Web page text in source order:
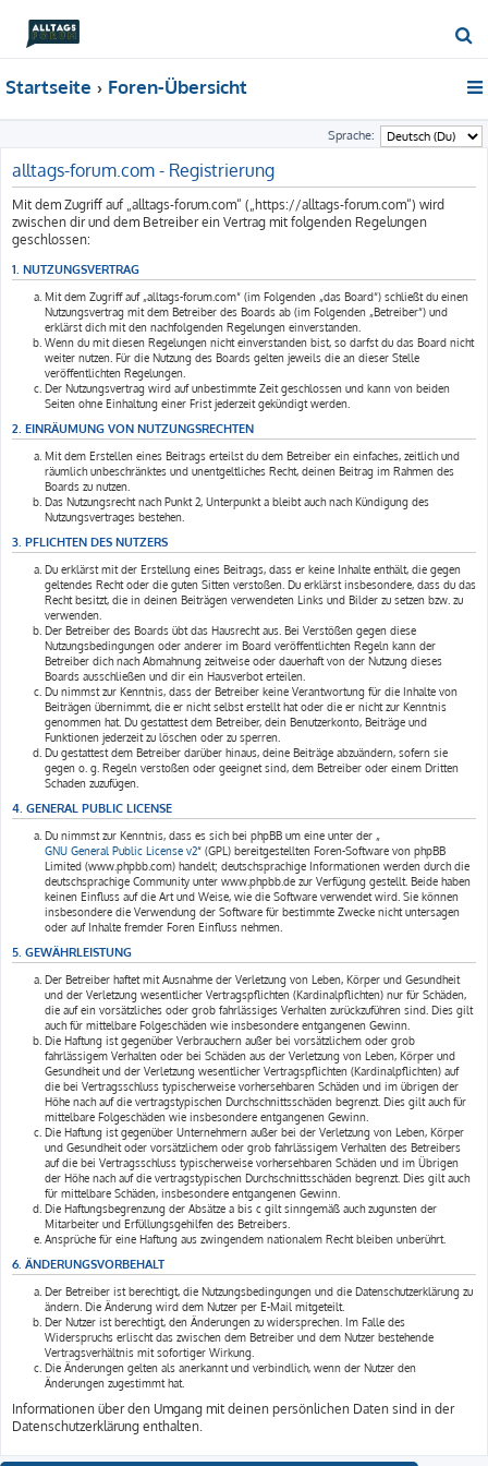
u
c
e
Startseite Foren-Übersicht
Sprache:
alltags-forum.com - Registrierung
Mit dem Zugriff auf „alltags-forum.com“ („https://alltags-forum.com“) wird
zwischen dir und dem Betreiber ein Vertrag mit folgenden Regelungen
geschlossen:
1. NUTZUNGSVERTRAG
Mit dem Zugriff auf „alltags-forum.com“ (im Folgenden „das Board“) schließt du einen
Nutzungsvertrag mit dem Betreiber des Boards ab (im Folgenden „Betreiber“) und
erklärst dich mit den nachfolgenden Regelungen einverstanden.
Wenn du mit diesen Regelungen nicht einverstanden bist, so darfst du das Board nicht
weiter nutzen. Für die Nutzung des Boards gelten jeweils die an dieser Stelle
veröffentlichten Regelungen.
Der Nutzungsvertrag wird auf unbestimmte Zeit geschlossen und kann von beiden
Seiten ohne Einhaltung einer Frist jederzeit gekündigt werden.
2. EINRÄUMUNG VON NUTZUNGSRECHTEN
Mit dem Erstellen eines Beitrags erteilst du dem Betreiber ein einfaches, zeitlich und
räumlich unbeschränktes und unentgeltliches Recht, deinen Beitrag im Rahmen des
Boards zu nutzen.
Das Nutzungsrecht nach Punkt 2, Unterpunkt a bleibt auch nach Kündigung des
Nutzungsvertrages bestehen.
3. PFLICHTEN DES NUTZERS
Du erklärst mit der Erstellung eines Beitrags, dass er keine Inhalte enthält, die gegen
geltendes Recht oder die guten Sitten verstoßen. Du erklärst insbesondere, dass du das
Recht besitzt, die in deinen Beiträgen verwendeten Links und Bilder zu setzen bzw. zu
verwenden.
Der Betreiber des Boards übt das Hausrecht aus. Bei Verstößen gegen diese
Nutzungsbedingungen oder anderer im Board veröffentlichten Regeln kann der
Betreiber dich nach Abmahnung zeitweise oder dauerhaft von der Nutzung dieses
Boards ausschließen und dir ein Hausverbot erteilen.
Du nimmst zur Kenntnis, dass der Betreiber keine Verantwortung für die Inhalte von
Beiträgen übernimmt, die er nicht selbst erstellt hat oder die er nicht zur Kenntnis
genommen hat. Du gestattest dem Betreiber, dein Benutzerkonto, Beiträge und
Funktionen jederzeit zu löschen oder zu sperren.
Du gestattest dem Betreiber darüber hinaus, deine Beiträge abzuändern, sofern sie
gegen o. g. Regeln verstoßen oder geeignet sind, dem Betreiber oder einem Dritten
Schaden zuzufügen.
4. GENERAL PUBLIC LICENSE
Du nimmst zur Kenntnis, dass es sich bei phpBB um eine unter der „
GNU General Public License v2“ (GPL) bereitgestellten Foren-Software von phpBB
Limited (www.phpbb.com) handelt; deutschsprachige Informationen werden durch die
deutschsprachige Community unter www.phpbb.de zur Verfügung gestellt. Beide haben
keinen Einfluss auf die Art und Weise, wie die Software verwendet wird. Sie können
insbesondere die Verwendung der Software für bestimmte Zwecke nicht untersagen
oder auf Inhalte fremder Foren Einfluss nehmen.
5. GEWÄHRLEISTUNG
Der Betreiber haftet mit Ausnahme der Verletzung von Leben, Körper und Gesundheit
und der Verletzung wesentlicher Vertragspflichten (Kardinalpflichten) nur für Schäden,
die auf ein vorsätzliches oder grob fahrlässiges Verhalten zurückzuführen sind. Dies gilt
auch für mittelbare Folgeschäden wie insbesondere entgangenen Gewinn.
Die Haftung ist gegenüber Verbrauchern außer bei vorsätzlichem oder grob
fahrlässigem Verhalten oder bei Schäden aus der Verletzung von Leben, Körper und
Gesundheit und der Verletzung wesentlicher Vertragspflichten (Kardinalpflichten) auf
die bei Vertragsschluss typischerweise vorhersehbaren Schäden und im übrigen der
Höhe nach auf die vertragstypischen Durchschnittsschäden begrenzt. Dies gilt auch für
mittelbare Folgeschäden wie insbesondere entgangenen Gewinn.
Die Haftung ist gegenüber Unternehmern außer bei der Verletzung von Leben, Körper
und Gesundheit oder vorsätzlichem oder grob fahrlässigem Verhalten des Betreibers
auf die bei Vertragsschluss typischerweise vorhersehbaren Schäden und im Übrigen
der Höhe nach auf die vertragstypischen Durchschnittsschäden begrenzt. Dies gilt auch
für mittelbare Schäden, insbesondere entgangenen Gewinn.
Die Haftungsbegrenzung der Absätze a bis c gilt sinngemäß auch zugunsten der
Mitarbeiter und Erfüllungsgehilfen des Betreibers.
Ansprüche für eine Haftung aus zwingendem nationalem Recht bleiben unberührt.
6. ÄNDERUNGSVORBEHALT
Der Betreiber ist berechtigt, die Nutzungsbedingungen und die Datenschutzerklärung zu
ändern. Die Änderung wird dem Nutzer per E-Mail mitgeteilt.
Der Nutzer ist berechtigt, den Änderungen zu widersprechen. Im Falle des
Widerspruchs erlischt das zwischen dem Betreiber und dem Nutzer bestehende
Vertragsverhältnis mit sofortiger Wirkung.
Die Änderungen gelten als anerkannt und verbindlich, wenn der Nutzer den
Änderungen zugestimmt hat.
Informationen über den Umgang mit deinen persönlichen Daten sind in der
Datenschutzerklärung enthalten.